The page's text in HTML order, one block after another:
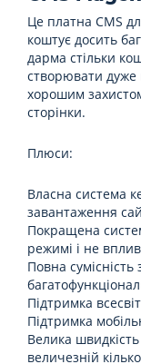
Це платна CMS
коштує досить
дарма стільки
створювати дуже
хорошим
сторінки.
Плюси:
Власна система
завантаження
Покращена
режимі і не
Повна
Підтримка
Підтримка
Велика швидкість
величезній